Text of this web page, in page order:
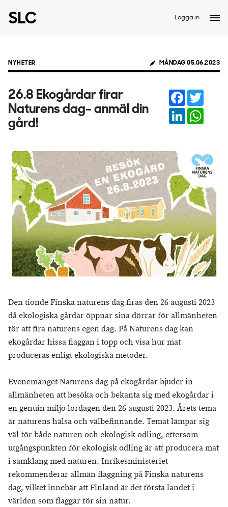
Logga in
NYHETER MÅNDAG 05.06.2023
26.8 Ekogårdar firar
Naturens dag– anmäl din
gård!
Facebook
LinkedIn
Den tionde Finska naturens dag firas den 26 augusti 2023
då ekologiska gårdar öppnar sina dörrar för allmänheten
för att fira naturens egen dag. På Naturens dag kan
ekogårdar hissa flaggan i topp och visa hur mat
produceras enligt ekologiska metoder.
Evenemanget Naturens dag på ekogårdar bjuder in
allmänheten att besöka och bekanta sig med ekogårdar i
en genuin miljö lördagen den 26 augusti 2023. Årets tema
är naturens hälsa och välbefinnande. Temat lämpar sig
väl för både naturen och ekologisk odling, eftersom
utgångspunkten för ekologisk odling är att producera mat
i samklang med naturen. Inrikesministeriet
rekommenderar allmän flaggning på Finska naturens
dag, vilket innebär att Finland är det första landet i
världen som flaggar för sin natur.